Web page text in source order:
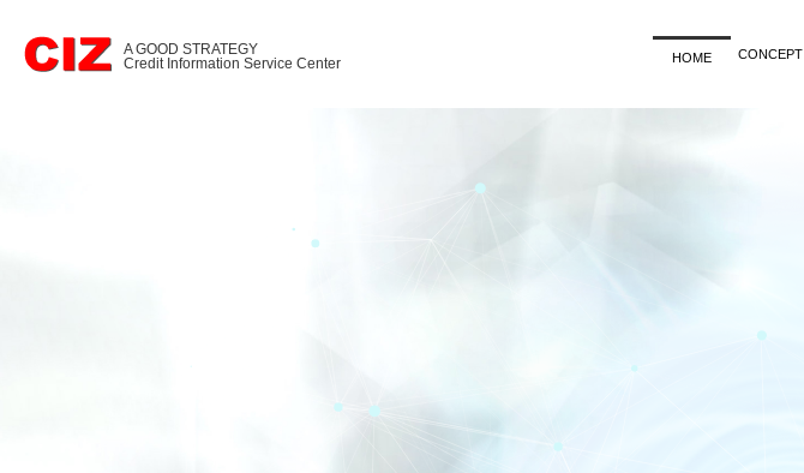
A GOOD STRATEGY
Credit Information Service Center
HOME CONCEPT